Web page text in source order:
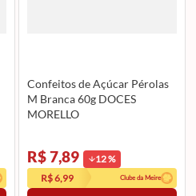
Confeitos de Açúcar Pérolas
M Branca 60g DOCES
MORELLO
R$ 7,89 12%
R$ 6,99
Clube da Meire